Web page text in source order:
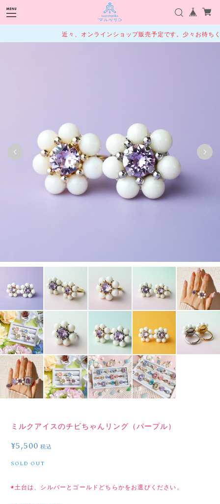
近々、オンラインショップ販売予定です。少々お待ちくだ
ミルクアイスのチビちゃんリング（パープル）
¥5,500 税込
SOLD OUT
◉土台は、シルバーとゴールドどちらかをお選びください。